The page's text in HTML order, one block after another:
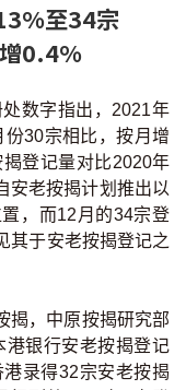
繁
。
至34宗
0.4%
数字指出，2021年
30宗相比，按月增
登记量对比2020年
安老按揭计划推出以
，而12月的34宗登
其于安老按揭登记之
揭，中原按揭研究部
港银行安老按揭登记
录得32宗安老按揭